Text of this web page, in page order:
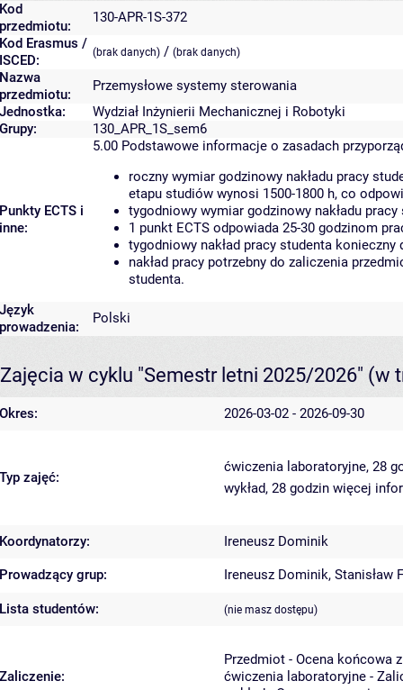
Kod
przedmiotu:
130-APR-1S-372
Kod Erasmus /
ISCED:
(brak danych) / (brak danych)
Nazwa
przedmiotu:
Przemysłowe systemy sterowania
Jednostka:
Wydział Inżynierii Mechanicznej i Robotyki
Grupy:
130_APR_1S_sem6
Punkty ECTS i
inne:
5.00 Podstawowe informacje o zasadach
roczny wymiar godzinowy nakładu pracy
etapu studiów wynosi 1500-1800 h, co
tygodniowy wymiar godzinowy nakładu
1 punkt ECTS odpowiada 25-30 godzinom
tygodniowy nakład pracy studenta
nakład pracy potrzebny do zaliczenia
studenta.
Język
prowadzenia:
Polski
Zajęcia w cyklu "Semestr letni 2025/2026" (w
Okres: 2026-03-02 - 2026-09-30
Typ zajęć:
ćwiczenia laboratoryjne, 28
wykład, 28 godzin więcej
Koordynatorzy: Ireneusz Dominik
Prowadzący grup: Ireneusz Dominik, Stanisław
Lista studentów: (nie masz dostępu)
Zaliczenie:
Przedmiot - Ocena końcowa
ćwiczenia laboratoryjne -